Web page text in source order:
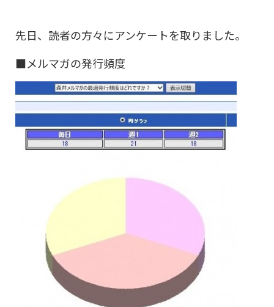
先日、読者の方々にアンケートを取りました。
■メルマガの発行頻度